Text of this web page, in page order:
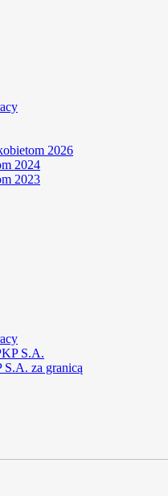
2026
2024
2023
S.A.
S.A. za granicą